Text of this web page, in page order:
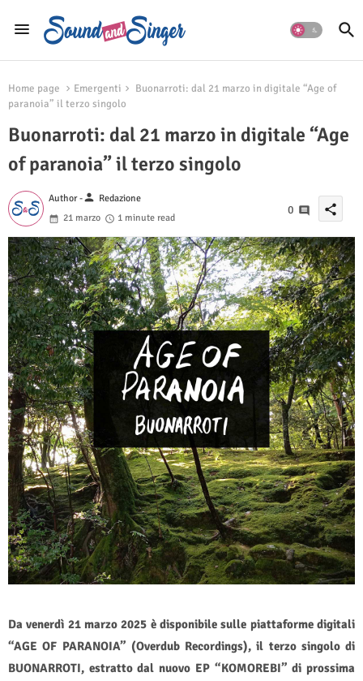
Home page Emergenti
Buonarroti: dal 21 marzo in digitale “Age of
paranoia” il terzo singolo
Buonarroti: dal 21 marzo in digitale “Age
of paranoia” il terzo singolo
Author -person Redazione
21 marzo
1 minute read
0 share
Da venerdì 21 marzo 2025 è disponibile sulle piattaforme digitali
“AGE OF PARANOIA” (Overdub Recordings), il terzo singolo di
BUONARROTI, estratto dal nuovo EP “KOMOREBI” di prossima